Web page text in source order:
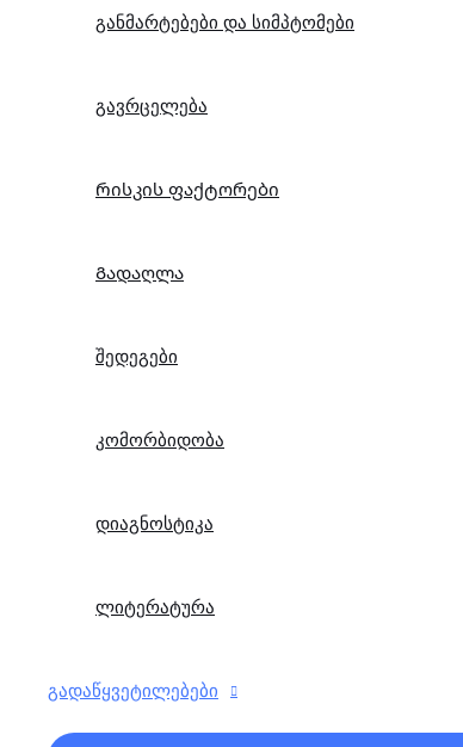
განმარტებები და სიმპტომები
გავრცელება
Რისკის ფაქტორები
Გადაღლა
შედეგები
კომორბიდობა
დიაგნოსტიკა
ლიტერატურა
გადაწყვეტილებები